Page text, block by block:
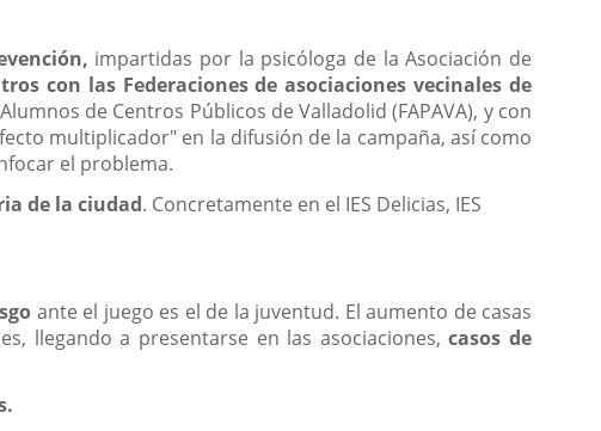
impartidas por la psicóloga de la Asociación de
con las Federaciones de asociaciones vecinales de
de Centros Públicos de Valladolid (FAPAVA), y con
multiplicador" en la difusión de la campaña, así como
el problema.
de la ciudad. Concretamente en el IES Delicias, IES
ante el juego es el de la juventud. El aumento de casas
llegando a presentarse en las asociaciones,casos de